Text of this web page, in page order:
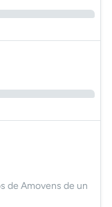
de Amovens de un